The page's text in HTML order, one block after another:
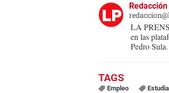
LA
en las
Pedro Sula.
Empleo